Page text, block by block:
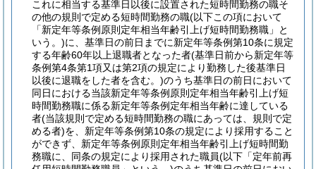
これに相当する基準日以後に設置された短時間勤務の職そ
の他の規則で定める短時間勤務の職(以下この項において
「新定年等条例原則定年相当年齢引上げ短時間勤務職」と
いう。)に、基準日の前日までに新定年等条例第10条に規定
する年齢60年以上退職者となった者(基準日前から新定年等
条例第4条第1項又は第2項の規定により勤務した後基準日
以後に退職をした者を含む。)のうち基準日の前日において
同日における当該新定年等条例原則定年相当年齢引上げ短
時間勤務職に係る新定年等条例定年相当年齢に達している
者(当該規則で定める短時間勤務の職にあっては、規則で定
める者)を、新定年等条例第10条の規定により採用すること
ができず、新定年等条例原則定年相当年齢引上げ短時間勤
務職に、同条の規定により採用された職員(以下「定年前再